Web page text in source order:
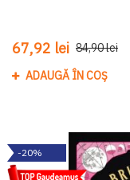
67,92 lei 84,90 lei
ADAUGĂ ÎN COȘ
-20%